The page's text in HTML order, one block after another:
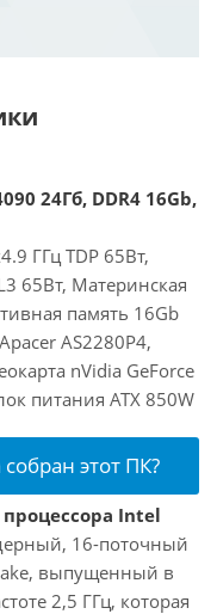
24Гб, DDR4 16Gb,
ГГц TDP 65Вт,
65Вт, Материнская
память 16Gb
AS2280P4,
nVidia GeForce
питания ATX 850W
этот ПК?
Intel
16-поточный
выпущенный в
2,5 ГГц, которая